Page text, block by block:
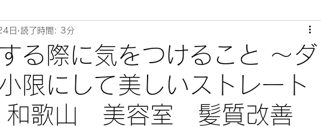
る際に気をつけること ～ダ
限にして美しいストレート
和歌山 美容室 髪質改善
日 読了時間: 3分